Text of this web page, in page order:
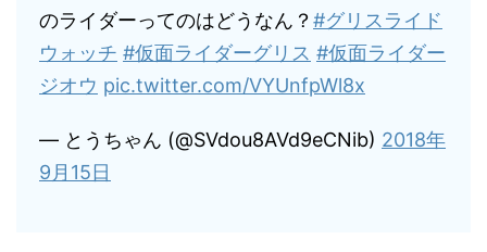
のライダーってのはどうなん？ #グリスライド
ウォッチ #仮面ライダーグリス #仮面ライダー
ジオウ pic.twitter.com/VYUnfpWl8x
— とうちゃん (@SVdou8AVd9eCNib) 2018年
9月15日